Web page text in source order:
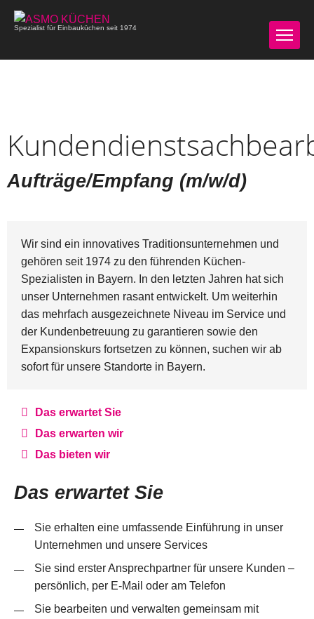
Spezialist für Einbauküchen seit 1974
Aufträge/Empfang (m/w/d)
Wir sind ein innovatives Traditionsunternehmen und
gehören seit 1974 zu den führenden Küchen-
Spezialisten in Bayern. In den letzten Jahren hat sich
unser Unternehmen rasant entwickelt. Um weiterhin
das mehrfach ausgezeichnete Niveau im Service und
der Kundenbetreuung zu garantieren sowie den
Expansionskurs fortsetzen zu können, suchen wir ab
sofort für unsere Standorte in Bayern.
Das erwartet Sie
Das erwarten wir
Das bieten wir
Das erwartet Sie
Sie erhalten eine umfassende Einführung in unser
Unternehmen und unsere Services
Sie sind erster Ansprechpartner für unsere Kunden –
persönlich, per E-Mail oder am Telefon
Sie bearbeiten und verwalten gemeinsam mit